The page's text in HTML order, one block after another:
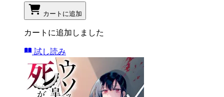
カートに追加
カートに追加しました
試し読み